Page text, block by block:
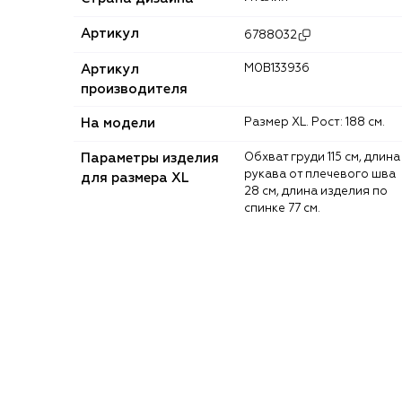
Артикул 6788032
Артикул
производителя
M0B133936
На модели Размер XL. Рост: 188 см.
Параметры изделия
для размера XL
Обхват груди 115 см, длина
рукава от плечевого шва
28 см, длина изделия по
спинке 77 см.